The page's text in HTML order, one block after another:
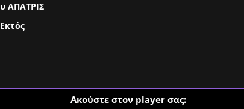
ΑΠΑΤΡΙΣ
Ακούστε στον player σας: